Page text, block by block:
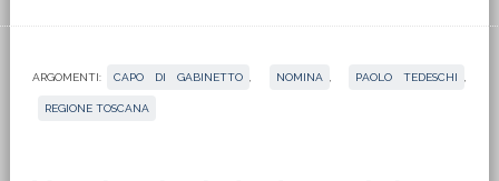
ARGOMENTI: CAPO DI GABINETTO NOMINA PAOLO TEDESCHI
REGIONE TOSCANA